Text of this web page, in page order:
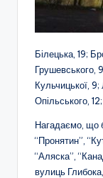
Білецька, 19;
Грушевського,
Кульчицької,
Опільського,
Нагадаємо, що
“Пронятин”,
“Аляска”,
вулиць